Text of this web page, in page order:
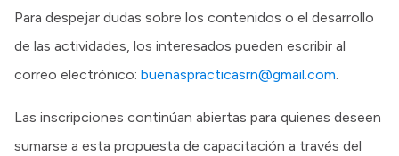
Para despejar dudas sobre los contenidos o el desarrollo
de las actividades, los interesados pueden escribir al
correo electrónico: buenaspracticasrn@gmail.com.
Las inscripciones continúan abiertas para quienes deseen
sumarse a esta propuesta de capacitación a través del